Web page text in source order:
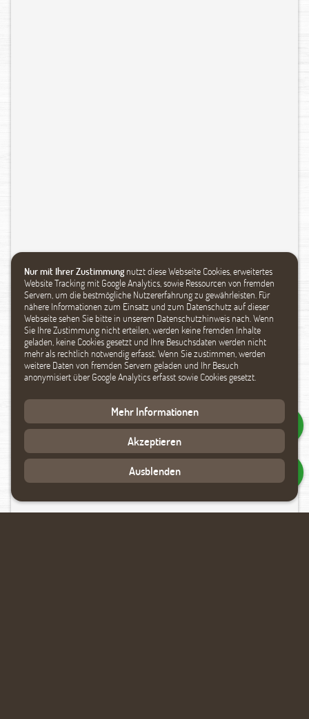
Nur mit Ihrer Zustimmung nutzt diese Webseite Cookies, erweitertes
Website Tracking mit Google Analytics, sowie Ressourcen von fremden
Servern, um die bestmögliche Nutzererfahrung zu gewährleisten. Für
nähere Informationen zum Einsatz und zum Datenschutz auf dieser
Webseite sehen Sie bitte in unserem Datenschutzhinweis nach. Wenn
Sie Ihre Zustimmung nicht erteilen, werden keine fremden Inhalte
geladen, keine Cookies gesetzt und Ihre Besuchsdaten werden nicht
mehr als rechtlich notwendig erfasst. Wenn Sie zustimmen, werden
weitere Daten von fremden Servern geladen und Ihr Besuch
anonymisiert über Google Analytics erfasst sowie Cookies gesetzt.
Mehr Informationen
Akzeptieren
Ausblenden